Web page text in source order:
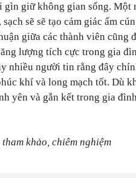
gìn giữ không gian sống. Một
sẽ sẽ tạo cảm giác ấm
giữa các thành viên cũng
lượng tích cực trong gia
nhiều người tin rằng đây
khí và long mạch tốt. Dù
yên và gắn kết trong gia
khảo, chiêm nghiệm